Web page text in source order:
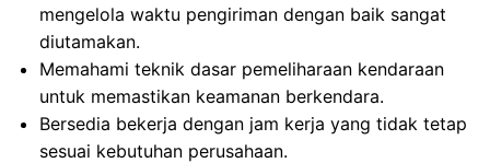
mengelola waktu pengiriman dengan baik sangat
diutamakan.
Memahami teknik dasar pemeliharaan kendaraan
untuk memastikan keamanan berkendara.
Bersedia bekerja dengan jam kerja yang tidak tetap
sesuai kebutuhan perusahaan.